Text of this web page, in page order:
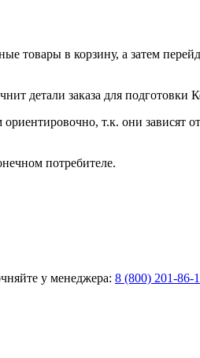
товары в корзину, а затем
детали заказа для подготовки
т.к. они зависят
потребителе.
у менеджера: 8 (800) 201-86-